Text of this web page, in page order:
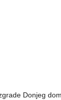
Donjeg